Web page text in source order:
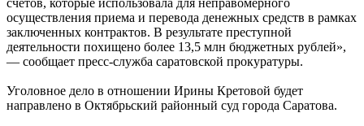
осуществления приема и перевода денежных средств в рамках
заключенных контрактов. В результате преступной
деятельности похищено более 13,5 млн бюджетных рублей»,
— сообщает пресс-служба саратовской прокуратуры.
Уголовное дело в отношении Ирины Кретовой будет
направлено в Октябрьский районный суд города Саратова.